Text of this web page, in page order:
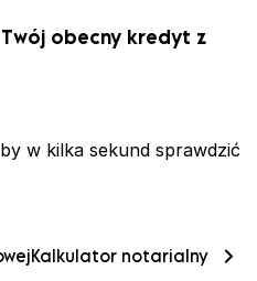
obecny kredyt z
w kilka sekund sprawdzić
Kalkulator notarialny